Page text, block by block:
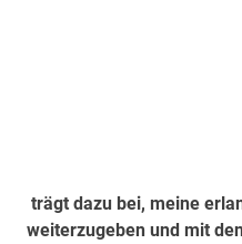
trägt dazu bei, meine
weiterzugeben und mit